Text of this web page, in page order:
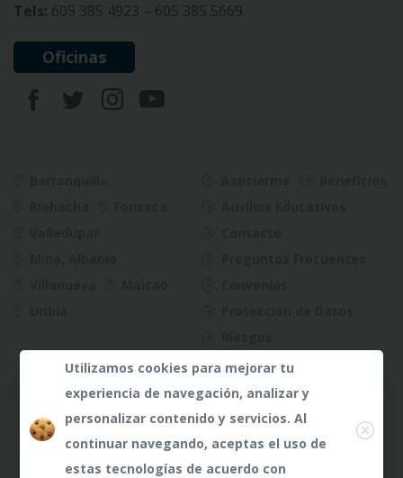
Tels: 605 385 4923 – 605 385 5669
Oficinas
¿Dudas?Any te
¿Dudas?Any te
Utilizamos cookies para mejorar tu
experiencia de navegación, analizar y
personalizar contenido y servicios. Al
continuar navegando, aceptas el uso de
estas tecnologías de acuerdo con
Close